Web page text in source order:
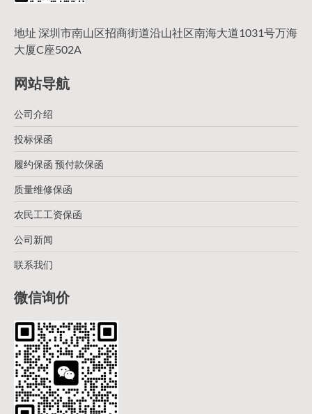
地址 深圳市南山区招商街道沿山社区南海大道1031号万海
大厦C座502A
网站导航
公司介绍
投标保函
履约保函 预付款保函
质量维修保函
农民工工资保函
公司新闻
联系我们
微信询价